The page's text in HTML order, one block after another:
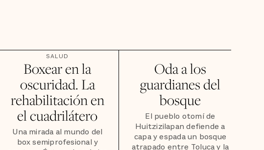
SALUD
Boxear en la
oscuridad. La
rehabilitación en
el cuadrilátero
Una mirada al mundo del
box semiprofesional y
Oda a los
guardianes del
bosque
El pueblo otomí de
Huitzizilapan defiende a
capa y espada un bosque
atrapado entre Toluca y la